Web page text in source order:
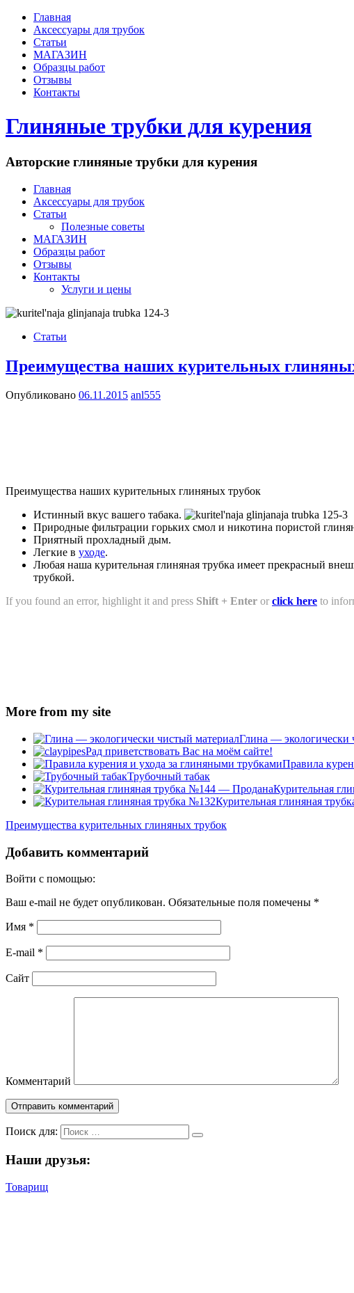
Главная
Аксессуары для трубок
Статьи
МАГАЗИН
Образцы работ
Отзывы
Контакты
Глиняные трубки для курения
Авторские глиняные трубки для курения
Главная
Аксессуары для трубок
Статьи
Полезные советы
МАГАЗИН
Образцы работ
Отзывы
Контакты
Услуги и цены
Статьи
Преимущества наших курительных
Опубликовано 06.11.2015 anl555
Преимущества наших курительных глиняных трубок
Истинный вкус вашего табака.
Природные фильтрации горьких смол и никотина пористой
Приятный прохладный дым.
Легкие в уходе.
Любая наша курительная глиняная трубка имеет прекрасный
трубкой.
If you found an error, highlight it and press Shift + Enter or click here to
More from my site
Глина — экологически
Рад приветствовать Вас на моём сайте!
Правила
Трубочный табак
Курительная
Курительная глиняная
Преимущества курительных глиняных трубок
Добавить комментарий
Войти с помощью:
Ваш e-mail не будет опубликован. Обязательные поля помечены *
Имя *
E-mail *
Сайт
Комментарий
Поиск для:
Наши друзья:
Товарищ